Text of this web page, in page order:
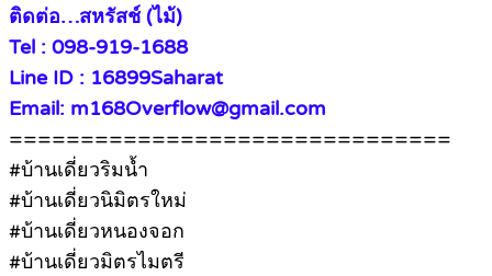
ติดต่อ…สหรัสช์ (ไม้)
Tel : 098-919-1688
Line ID : 16899Saharat
Email: m168Overflow@gmail.com
===============================
#บ้านเดี่ยวริมน้ำ
#บ้านเดี่ยวนิมิตรใหม่
#บ้านเดี่ยวหนองจอก
#บ้านเดี่ยวมิตรไมตรี